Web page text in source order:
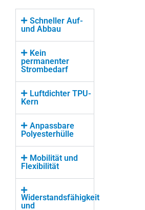
Schneller Auf-
und Abbau
Kein
permanenter
Strombedarf
Luftdichter TPU-
Kern
Anpassbare
Polyesterhülle
Mobilität und
Flexibilität
Widerstandsfähigkeit
und